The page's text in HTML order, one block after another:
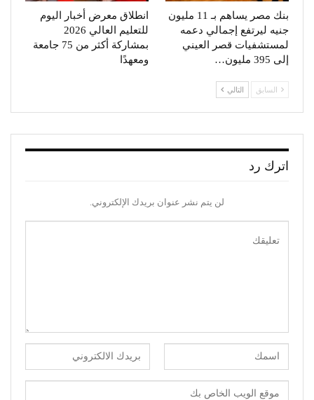
بنك مصر يساهم بـ 11 مليون
جنيه ليرتفع إجمالي دعمه
لمستشفيات قصر العيني
إلى 395 مليون…
انطلاق معرض أخبار اليوم
للتعليم العالي 2026
بمشاركة أكثر من 75 جامعة
ومعهدًا
السابق التالي
اترك رد
لن يتم نشر عنوان بريدك الإلكتروني.